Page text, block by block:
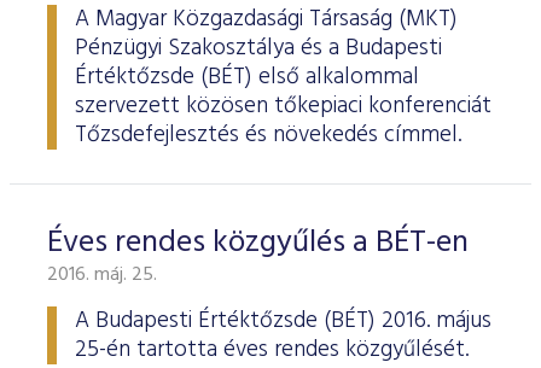
A Magyar Közgazdasági Társaság (MKT)
Pénzügyi Szakosztálya és a Budapesti
Értéktőzsde (BÉT) első alkalommal
szervezett közösen tőkepiaci konferenciát
Tőzsdefejlesztés és növekedés címmel.
Éves rendes közgyűlés a BÉT-en
2016. máj. 25.
A Budapesti Értéktőzsde (BÉT) 2016. május
25-én tartotta éves rendes köz­gyűlését.